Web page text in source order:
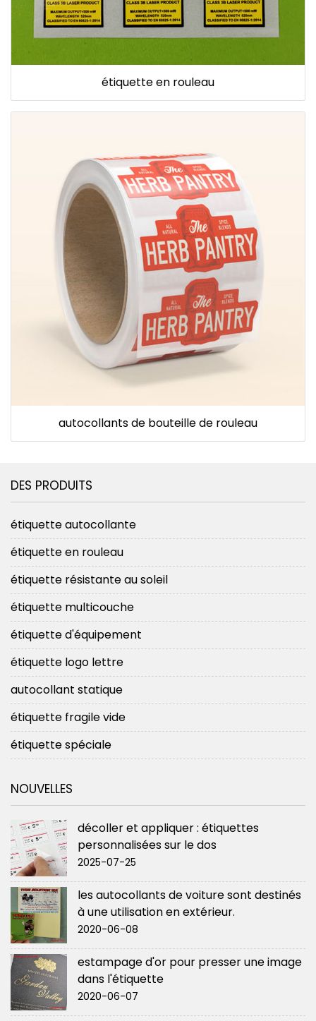
étiquette en rouleau
autocollants de bouteille de rouleau
DES PRODUITS
étiquette autocollante
étiquette en rouleau
étiquette résistante au soleil
étiquette multicouche
étiquette d'équipement
étiquette logo lettre
autocollant statique
étiquette fragile vide
étiquette spéciale
NOUVELLES
décoller et appliquer : étiquettes
personnalisées sur le dos
2025-07-25
les autocollants de voiture sont destinés
à une utilisation en extérieur.
2020-06-08
estampage d'or pour presser une image
dans l'étiquette
2020-06-07